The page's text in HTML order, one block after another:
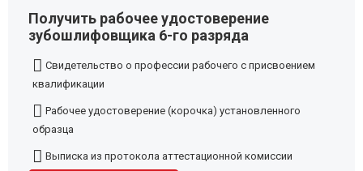
Получить рабочее удостоверение
зубошлифовщика 6-го разряда
Свидетельство о профессии рабочего с присвоением
квалификации
Рабочее удостоверение (корочка) установленного
образца
Выписка из протокола аттестационной комиссии